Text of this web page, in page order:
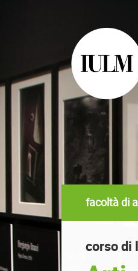
facoltà di
corso di